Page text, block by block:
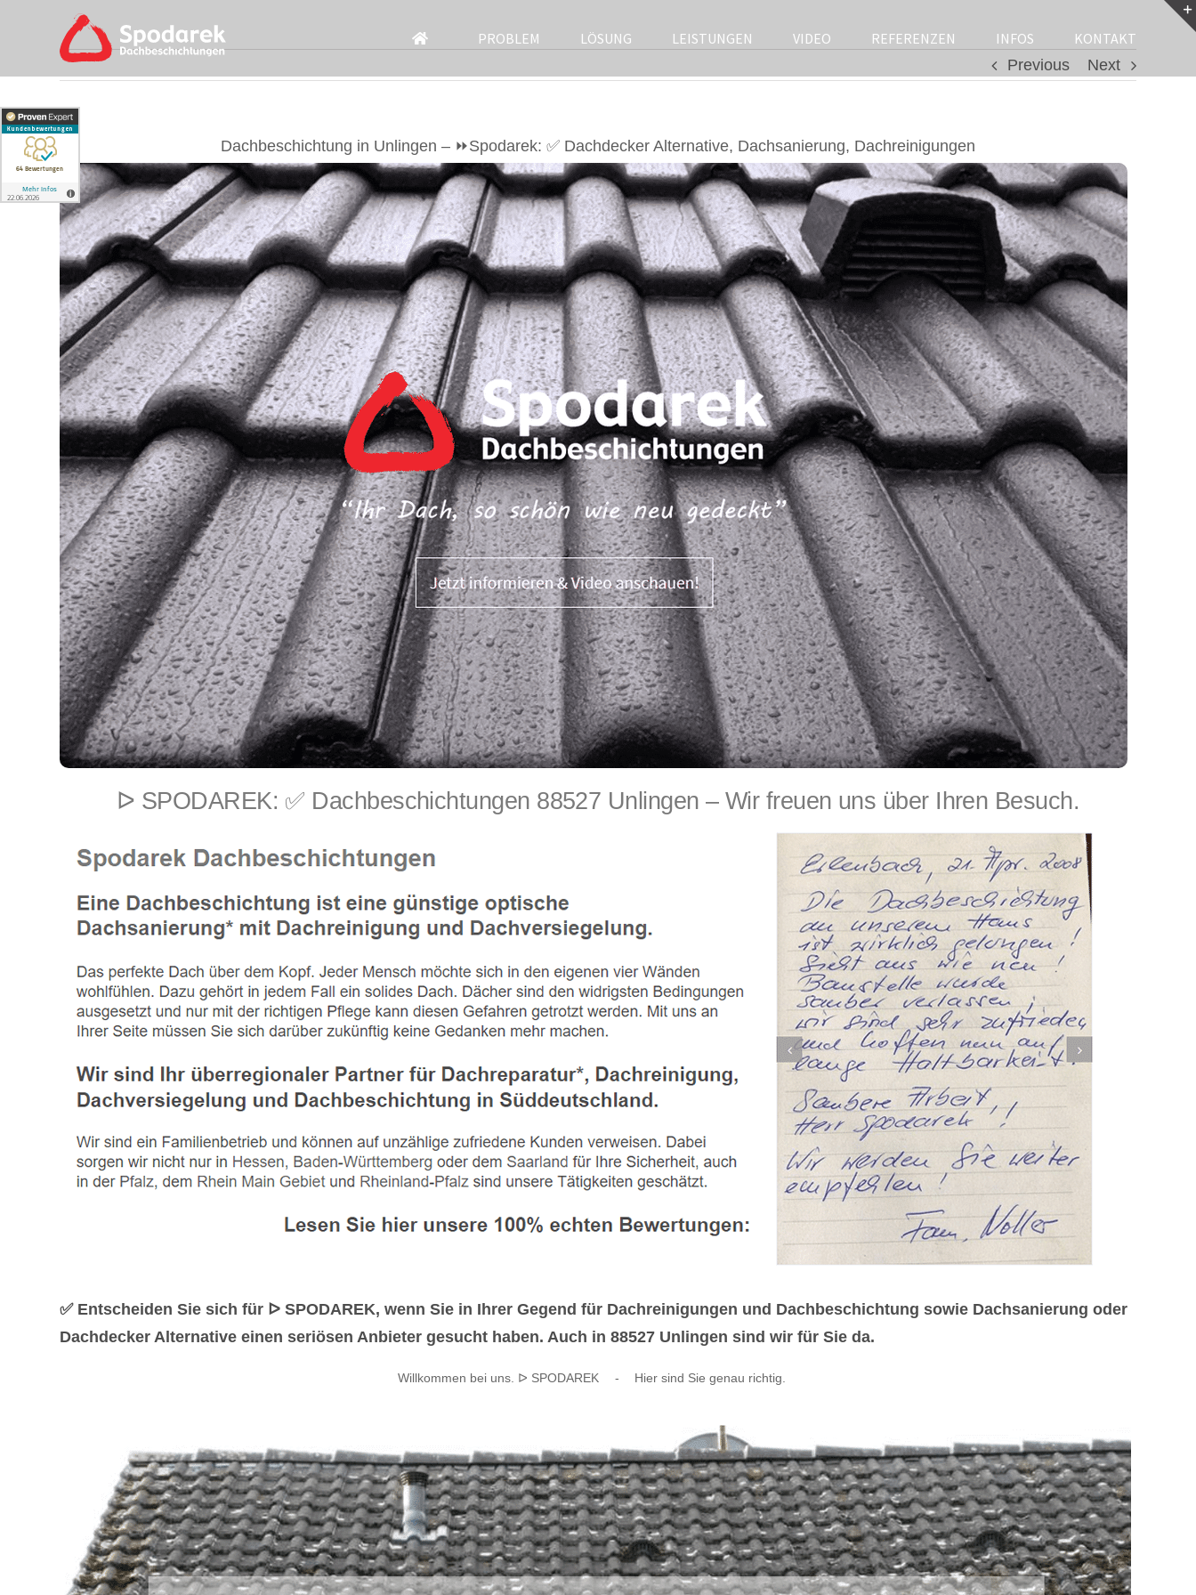
PROBLEM LÖSUNG LEISTUNGEN VIDEO REFERENZEN INFOS
KONTAKT
Previous
Next
Dachbeschichtung in Unlingen – ⏩Spodarek: ✅ Dachdecker Alternative, Dachsanierung, Dachreinigungen
ᐅ SPODAREK: ✅ Dachbeschichtungen 88527 Unlingen – Wir freuen uns über Ihren Besuch.
✅ Entscheiden Sie sich für ᐅ SPODAREK, wenn Sie in Ihrer Gegend für Dachreinigungen und Dachbeschichtung sowie Dachsanierung oder
Dachdecker Alternative einen seriösen Anbieter gesucht haben. Auch in 88527 Unlingen sind wir für Sie da.
Willkommen bei uns. ᐅ SPODAREK - Hier sind Sie genau richtig.